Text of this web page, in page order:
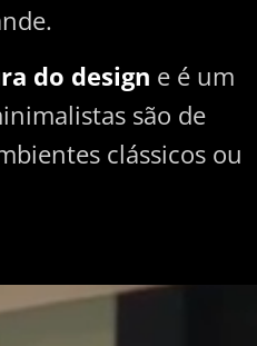
do design e é um
são de
clássicos ou